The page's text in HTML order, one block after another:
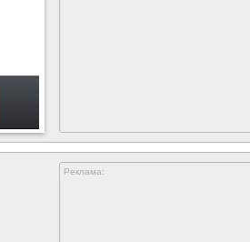
Реклама: